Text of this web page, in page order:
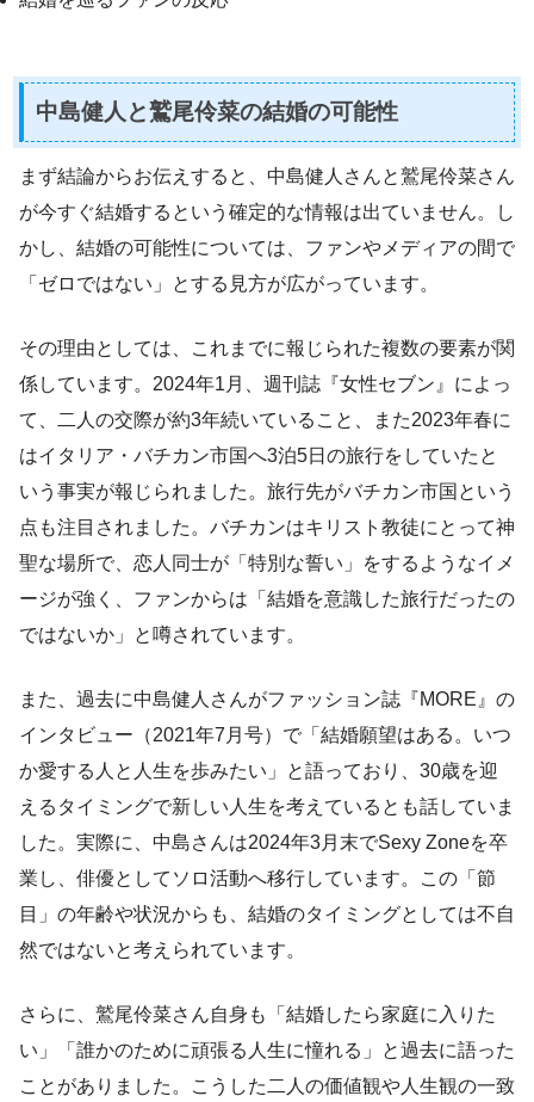
中島健人と鷲尾伶菜の結婚の可能性
まず結論からお伝えすると、中島健人さんと鷲尾伶菜さん
が今すぐ結婚するという確定的な情報は出ていません。し
かし、結婚の可能性については、ファンやメディアの間で
「ゼロではない」とする見方が広がっています。
その理由としては、これまでに報じられた複数の要素が関
係しています。2024年1月、週刊誌『女性セブン』によっ
て、二人の交際が約3年続いていること、また2023年春に
はイタリア・バチカン市国へ3泊5日の旅行をしていたと
いう事実が報じられました。旅行先がバチカン市国という
点も注目されました。バチカンはキリスト教徒にとって神
聖な場所で、恋人同士が「特別な誓い」をするようなイメ
ージが強く、ファンからは「結婚を意識した旅行だったの
ではないか」と噂されています。
また、過去に中島健人さんがファッション誌『MORE』の
インタビュー（2021年7月号）で「結婚願望はある。いつ
か愛する人と人生を歩みたい」と語っており、30歳を迎
えるタイミングで新しい人生を考えているとも話していま
した。実際に、中島さんは2024年3月末でSexy Zoneを卒
業し、俳優としてソロ活動へ移行しています。この「節
目」の年齢や状況からも、結婚のタイミングとしては不自
然ではないと考えられています。
さらに、鷲尾伶菜さん自身も「結婚したら家庭に入りた
い」「誰かのために頑張る人生に憧れる」と過去に語った
ことがありました。こうした二人の価値観や人生観の一致